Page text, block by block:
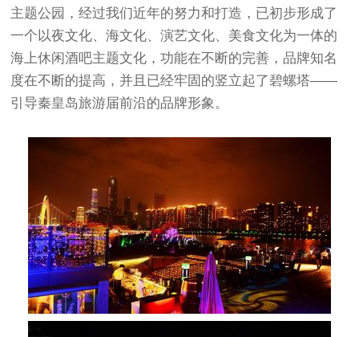
主题公园，经过我们近年的努力和打造，已初步形成了
一个以夜文化、海文化、演艺文化、美食文化为一体的
海上休闲酒吧主题文化，功能在不断的完善，品牌知名
度在不断的提高，并且已经牢固的竖立起了碧螺塔——
引导秦皇岛旅游届前沿的品牌形象。